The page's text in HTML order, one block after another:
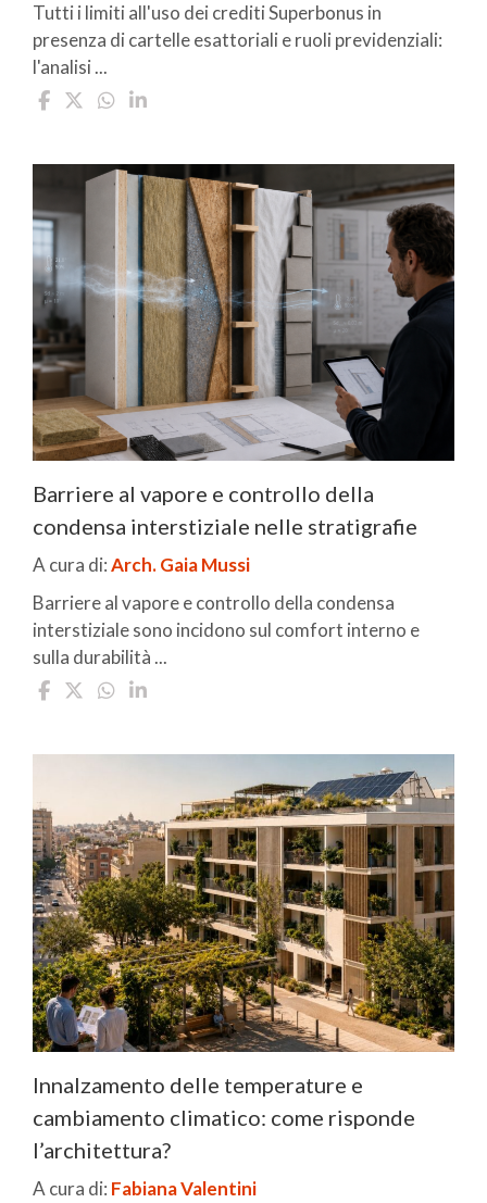
Tutti i limiti all'uso dei crediti Superbonus in
presenza di cartelle esattoriali e ruoli previdenziali:
l'analisi ...
Barriere al vapore e controllo della
condensa interstiziale nelle stratigrafie
A cura di:Arch. Gaia Mussi
Barriere al vapore e controllo della condensa
interstiziale sono incidono sul comfort interno e
sulla durabilità ...
Innalzamento delle temperature e
cambiamento climatico: come risponde
l’architettura?
A cura di: Fabiana Valentini